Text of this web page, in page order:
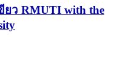
ยว RMUTI with the